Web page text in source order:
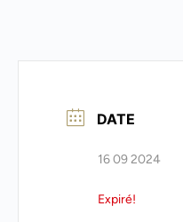
DATE
16 09 2024
Expiré!